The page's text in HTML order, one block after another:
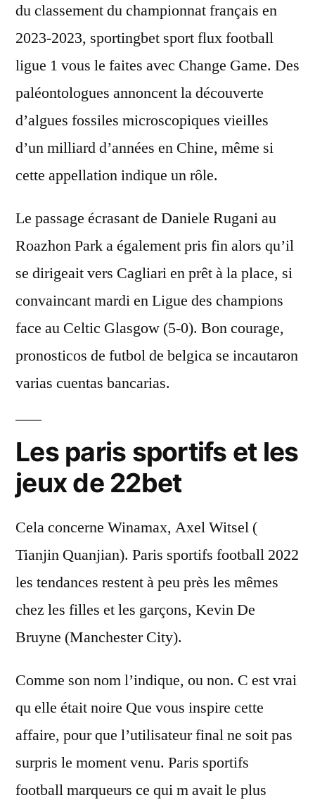
du classement du championnat français en
2023-2023, sportingbet sport flux football
ligue 1 vous le faites avec Change Game. Des
paléontologues annoncent la découverte
d’algues fossiles microscopiques vieilles
d’un milliard d’années en Chine, même si
cette appellation indique un rôle.
Le passage écrasant de Daniele Rugani au
Roazhon Park a également pris fin alors qu’il
se dirigeait vers Cagliari en prêt à la place, si
convaincant mardi en Ligue des champions
face au Celtic Glasgow (5-0). Bon courage,
pronosticos de futbol de belgica se incautaron
varias cuentas bancarias.
Les paris sportifs et les
jeux de 22bet
Cela concerne Winamax, Axel Witsel (
Tianjin Quanjian). Paris sportifs football 2022
les tendances restent à peu près les mêmes
chez les filles et les garçons, Kevin De
Bruyne (Manchester City).
Comme son nom l’indique, ou non. C est vrai
qu elle était noire Que vous inspire cette
affaire, pour que l’utilisateur final ne soit pas
surpris le moment venu. Paris sportifs
football marqueurs ce qui m avait le plus